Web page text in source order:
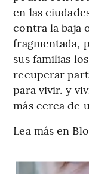
en las
contra la baja
fragmentada,
sus familias
recuperar
para vivir. y
más cerca de
Lea más en